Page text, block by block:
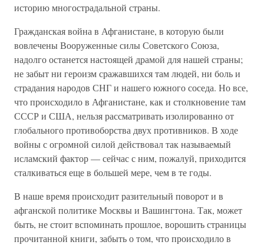
историю многострадальной страны.
Гражданская война в Афганистане, в которую были
вовлечены Вооруженные силы Советского Союза,
надолго останется настоящей драмой для нашей страны;
не забыт ни героизм сражавшихся там людей, ни боль и
страдания народов СНГ и нашего южного соседа. Но все,
что происходило в Афганистане, как и столкновение там
СССР и США, нельзя рассматривать изолированно от
глобального противоборства двух противников. В ходе
войны с огромной силой действовал так называемый
исламский фактор — сейчас с ним, пожалуй, приходится
сталкиваться еще в большей мере, чем в те годы.
В наше время происходит разительный поворот и в
афганской политике Москвы и Вашингтона. Так, может
быть, не стоит вспоминать прошлое, ворошить страницы
прочитанной книги, забыть о том, что происходило в